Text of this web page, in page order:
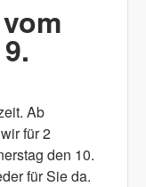
Ab
für 2
den 10.
für Sie da.